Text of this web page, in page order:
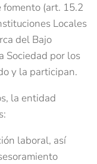
fomento (art. 15.2
Locales
del Bajo
Sociedad por los
y la participan.
la entidad
laboral, así